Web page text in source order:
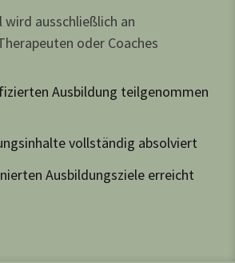
wird ausschließlich an
oder Coaches
Ausbildung teilgenommen
vollständig absolviert
Ausbildungsziele erreicht